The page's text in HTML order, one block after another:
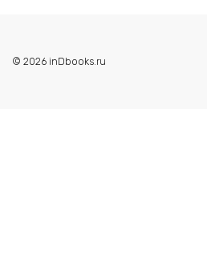
© 2026 inDbooks.ru